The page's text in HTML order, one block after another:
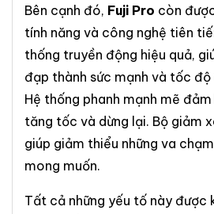
Bên cạnh đó, Fuji Pro còn
tính năng và công nghệ tiên
thống truyền động hiệu quả,
đạp thành sức mạnh và tốc độ
Hệ thống phanh mạnh mẽ
tăng tốc và dừng lại. Bộ giảm
giúp giảm thiểu những va
mong muốn.
Tất cả những yếu tố này được